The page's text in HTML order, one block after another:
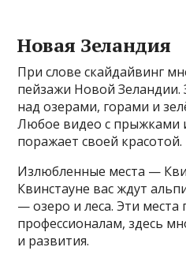
Новая Зеландия
При слове скайдайвинг
пейзажи Новой
над озерами, горами и
Любое видео с прыжками
поражает своей красотой.
Излюбленные места —
Квинстауне вас ждут
— озеро и леса. Эти
профессионалам, здесь
и развития.